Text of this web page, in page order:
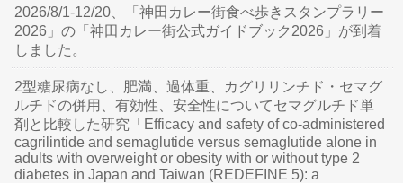
2026/8/1-12/20、「神田カレー街食べ歩きスタンプラリー
2026」の「神田カレー街公式ガイドブック2026」が到着
しました。
2型糖尿病なし、肥満、過体重、カグリリンチド・セマグ
ルチドの併用、有効性、安全性についてセマグルチド単
剤と比較した研究「Efficacy and safety of co-administered
cagrilintide and semaglutide versus semaglutide alone in
adults with overweight or obesity with or without type 2
diabetes in Japan and Taiwan (REDEFINE 5): a